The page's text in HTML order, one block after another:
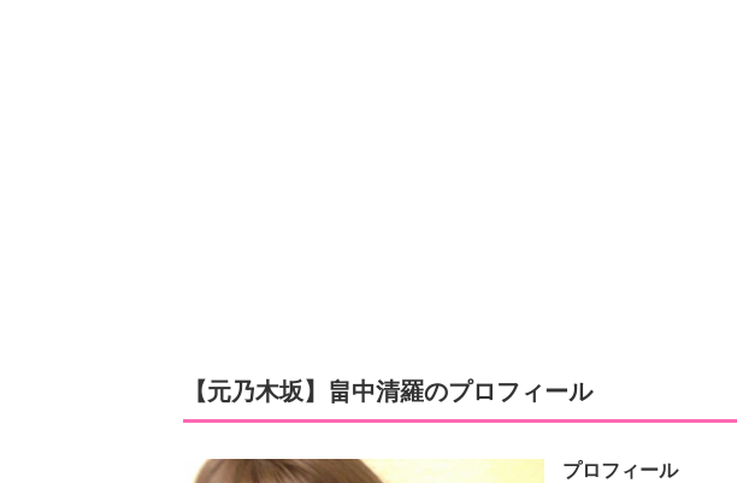
【元乃木坂】畠中清羅のプロフィール
プロフィール